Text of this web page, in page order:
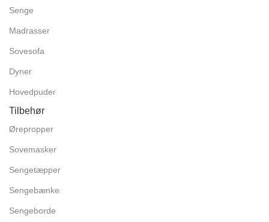
Senge
Madrasser
Sovesofa
Dyner
Hovedpuder
Tilbehør
Ørepropper
Sovemasker
Sengetæpper
Sengebænke
Sengeborde